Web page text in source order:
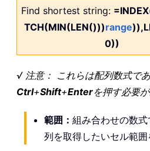
Find shortest string:
TCH(MIN(LEN()))range
0))
√ 注意： これらは配列数式で
Ctrl+Shift+Enterを押す必要が
範囲： 組み合わせの数
列を取得したいセル範囲